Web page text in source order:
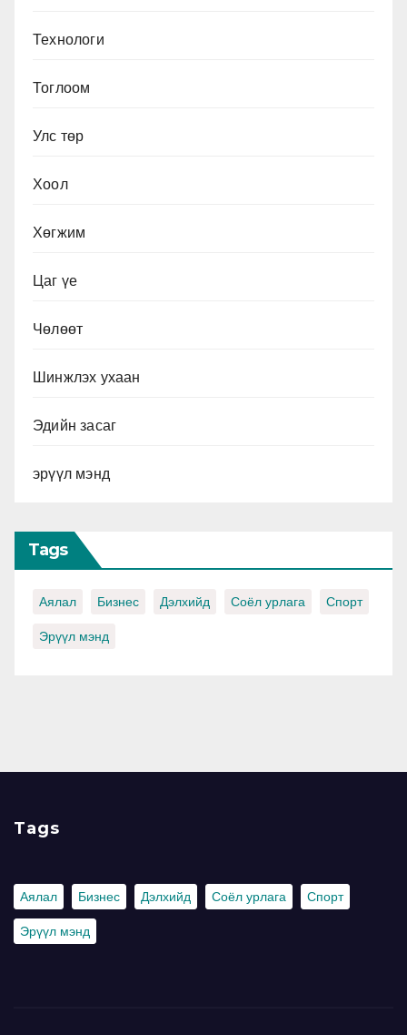
Технологи
Тоглоом
Улс төр
Хоол
Хөгжим
Цаг үе
Чөлөөт
Шинжлэх ухаан
Эдийн засаг
эрүүл мэнд
Tags
Аялал Бизнес Дэлхийд Соёл урлага Спорт
Эрүүл мэнд
Tags
Аялал Бизнес Дэлхийд Соёл урлага Спорт
Эрүүл мэнд